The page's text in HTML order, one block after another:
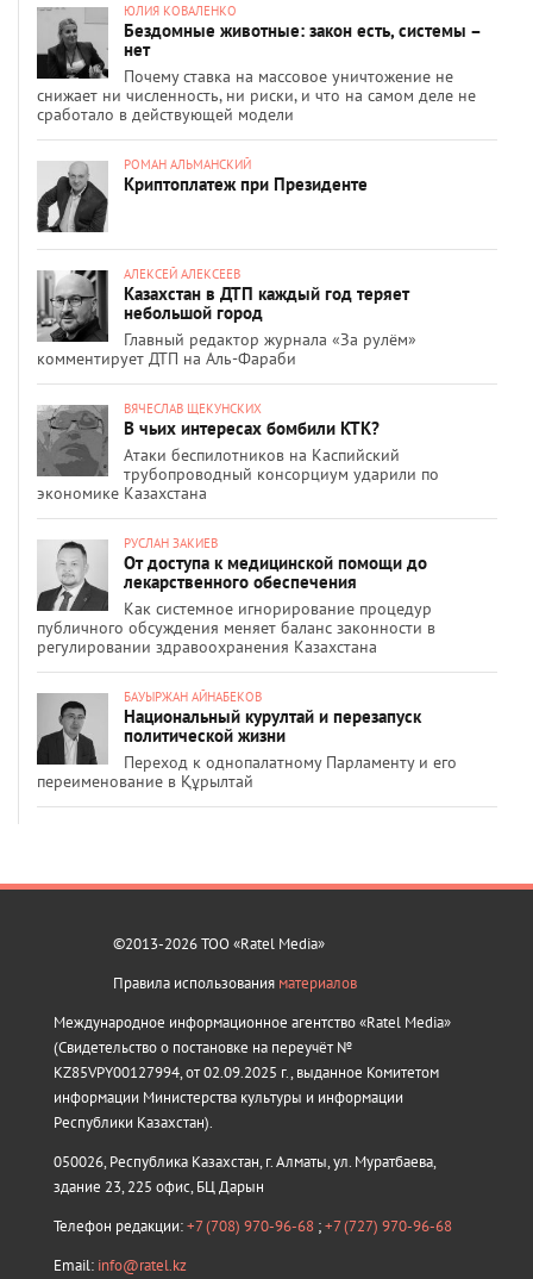
ЮЛИЯ КОВАЛЕНКО
Бездомные животные: закон есть, системы –
нет
Почему ставка на массовое уничтожение не
снижает ни численность, ни риски, и что на самом деле не
сработало в действующей модели
РОМАН АЛЬМАНСКИЙ
Криптоплатеж при Президенте
АЛЕКСЕЙ АЛЕКСЕЕВ
Казахстан в ДТП каждый год теряет
небольшой город
Главный редактор журнала «За рулём»
комментирует ДТП на Аль-Фараби
ВЯЧЕСЛАВ ЩЕКУНСКИХ
В чьих интересах бомбили КТК?
Атаки беспилотников на Каспийский
трубопроводный консорциум ударили по
экономике Казахстана
РУСЛАН ЗАКИЕВ
От доступа к медицинской помощи до
лекарственного обеспечения
Как системное игнорирование процедур
публичного обсуждения меняет баланс законности в
регулировании здравоохранения Казахстана
БАУЫРЖАН АЙНАБЕКОВ
Национальный курултай и перезапуск
политической жизни
Переход к однопалатному Парламенту и его
переименование в Құрылтай
©2013-2026 ТОО «Ratel Media»
Правила использования материалов
Международное информационное агентство «Ratel Media»
(Свидетельство о постановке на переучёт №
KZ85VPY00127994, от 02.09.2025 г., выданное Комитетом
информации Министерства культуры и информации
Республики Казахстан).
050026, Республика Казахстан, г. Алматы, ул. Муратбаева,
здание 23, 225 офис, БЦ Дарын
Телефон редакции:+7 (708) 970-96-68 ;+7 (727) 970-96-68
Email: info@ratel.kz